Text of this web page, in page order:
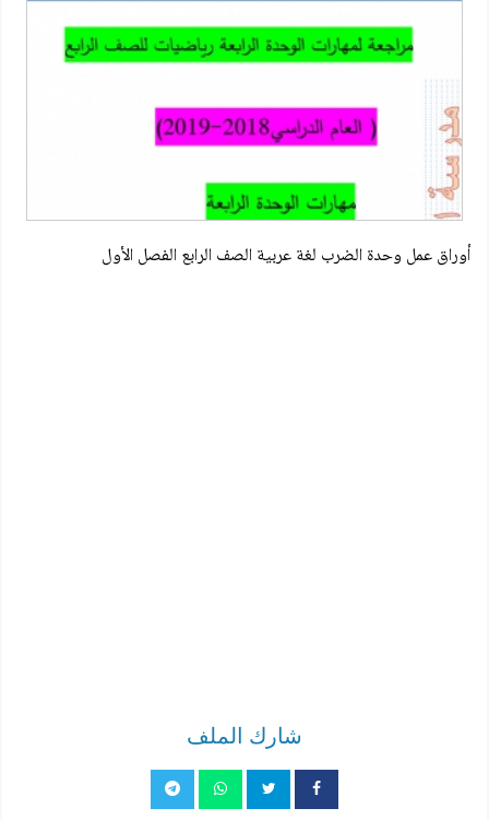
أوراق عمل وحدة الضرب لغة عربية الصف الرابع الفصل الأول
شارك الملف